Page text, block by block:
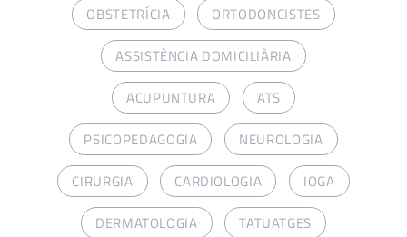
OBSTETRÍCIA
ORTODONCISTES
ASSISTÈNCIA DOMICILIÀRIA
ACUPUNTURA
ATS
PSICOPEDAGOGIA
NEUROLOGIA
CIRURGIA
CARDIOLOGIA
IOGA
DERMATOLOGIA
TATUATGES